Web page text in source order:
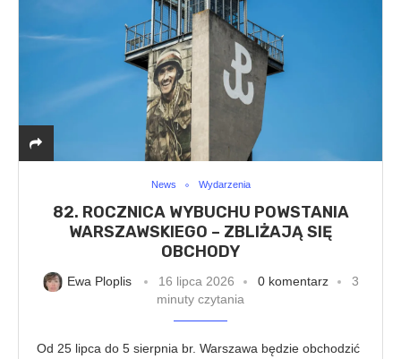
News Wydarzenia
82. ROCZNICA WYBUCHU POWSTANIA
WARSZAWSKIEGO – ZBLIŻAJĄ SIĘ
OBCHODY
Ewa Ploplis 16 lipca 2026 0 komentarz
3
minuty czytania
Od 25 lipca do 5 sierpnia br. Warszawa będzie obchodzić